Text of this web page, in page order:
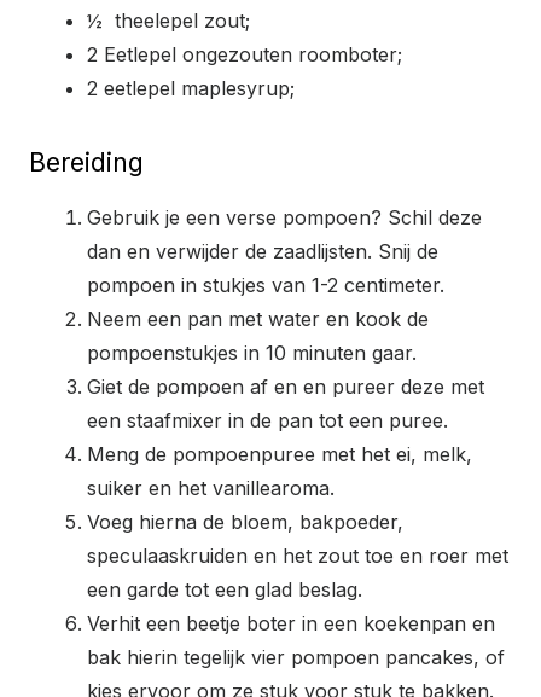
½ theelepel zout;
2 Eetlepel ongezouten roomboter;
2 eetlepel maplesyrup;
Bereiding
Gebruik je een verse pompoen? Schil deze
dan en verwijder de zaadlijsten. Snij de
pompoen in stukjes van 1-2 centimeter.
Neem een pan met water en kook de
pompoenstukjes in 10 minuten gaar.
Giet de pompoen af en en pureer deze met
een staafmixer in de pan tot een puree.
Meng de pompoenpuree met het ei, melk,
suiker en het vanillearoma.
Voeg hierna de bloem, bakpoeder,
speculaaskruiden en het zout toe en roer met
een garde tot een glad beslag.
Verhit een beetje boter in een koekenpan en
bak hierin tegelijk vier pompoen pancakes, of
kies ervoor om ze stuk voor stuk te bakken.